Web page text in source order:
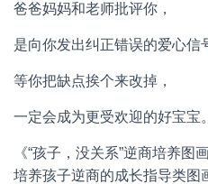
爸爸妈妈和老师批评你，
是向你发出纠正错误的爱心信
等你把缺点挨个来改掉，
一定会成为更受欢迎的好宝宝。
《“孩子，没关系”逆商培养
培养孩子逆商的成长指导类图